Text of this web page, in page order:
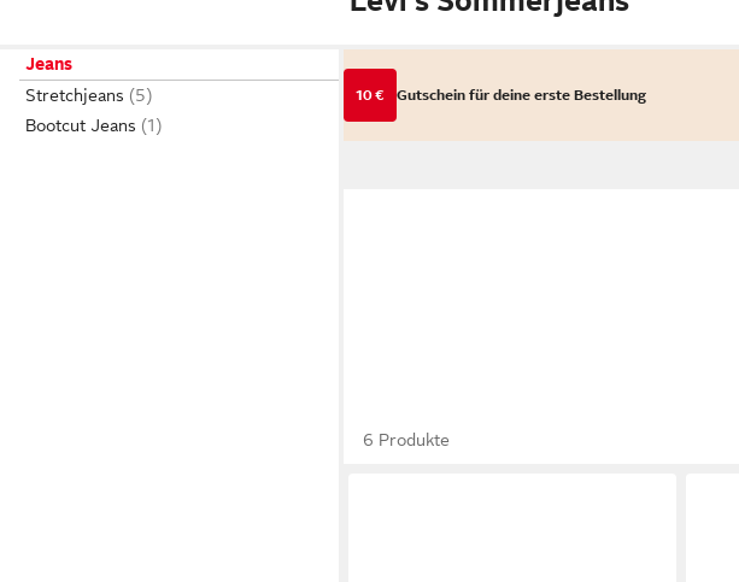
Jeans
Stretchjeans
Bootcut Jeans
10 € Gutschein für deine erste Bestellung
6 Produkte